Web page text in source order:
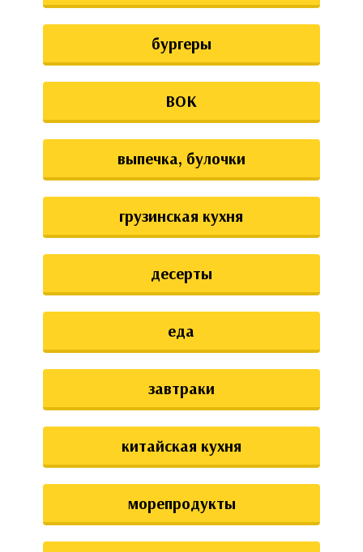
бургеры
ВОК
выпечка, булочки
грузинская кухня
десерты
еда
завтраки
китайская кухня
морепродукты